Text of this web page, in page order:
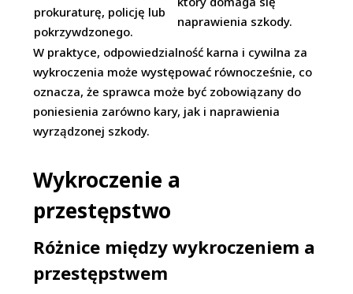
prokuraturę, policję lub
pokrzywdzonego.
naprawienia szkody.
W praktyce, odpowiedzialność karna i cywilna za
wykroczenia może występować równocześnie, co
oznacza, że sprawca może być zobowiązany do
poniesienia zarówno kary, jak i naprawienia
wyrządzonej szkody.
Wykroczenie a
przestępstwo
Różnice między wykroczeniem a
przestępstwem